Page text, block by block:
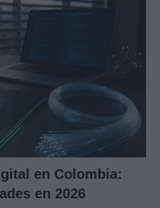
en Colombia:
en 2026